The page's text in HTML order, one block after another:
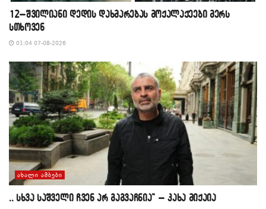
12–შვილიანი დედის დახმარებას მოქალაქეები მერს
სთხოვენ
01:04 07-08-2026
ᲐᲮᲐᲚᲘ ᲐᲛᲑᲔᲑᲘ
,, სხვა საშველი ჩვენ არ გაგვაჩნია” – კახა მიქაია